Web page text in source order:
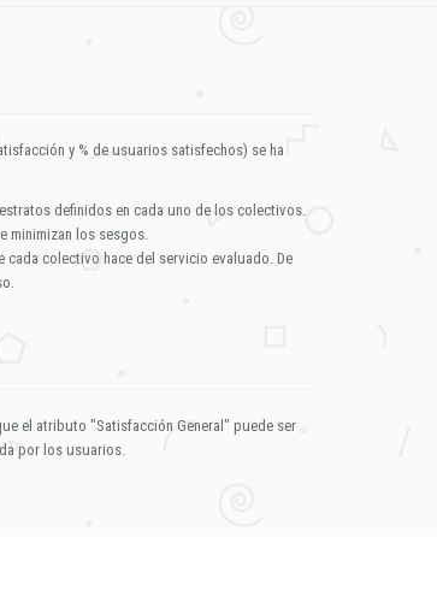
y % de usuarios satisfechos) se ha
definidos en cada uno de los colectivos.
minimizan los sesgos.
colectivo hace del servicio evaluado. De
el atributo "Satisfacción General" puede ser
por los usuarios.